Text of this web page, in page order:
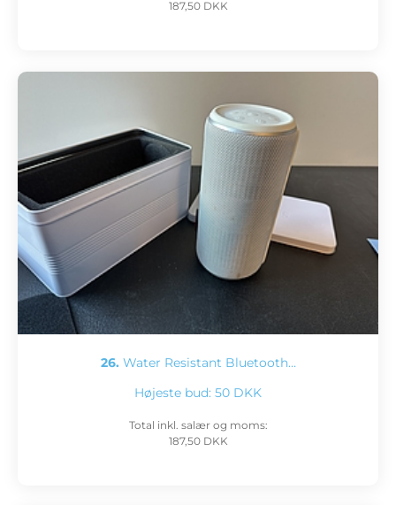
187,50 DKK
26. Water Resistant Bluetooth…
Højeste bud: 50 DKK
Total inkl. salær og moms:
187,50 DKK